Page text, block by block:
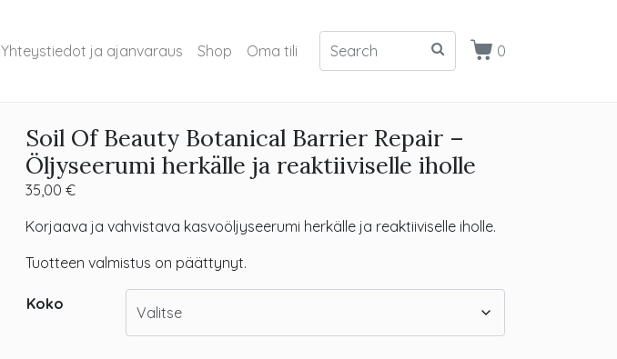
Yhteystiedot ja ajanvaraus Shop Oma tili 0
Soil Of Beauty Botanical Barrier Repair –
Öljyseerumi herkälle ja reaktiiviselle iholle
35,00 €
Korjaava ja vahvistava kasvoöljyseerumi herkälle ja reaktiiviselle iholle.
Tuotteen valmistus on päättynyt.
Koko